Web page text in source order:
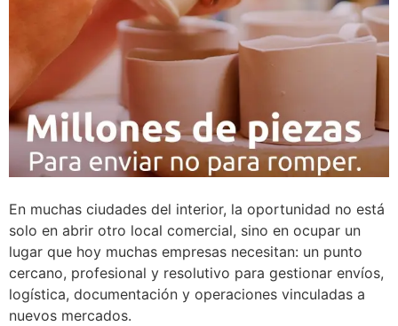
En muchas ciudades del interior, la oportunidad no está
solo en abrir otro local comercial, sino en ocupar un
lugar que hoy muchas empresas necesitan: un punto
cercano, profesional y resolutivo para gestionar envíos,
logística, documentación y operaciones vinculadas a
nuevos mercados.